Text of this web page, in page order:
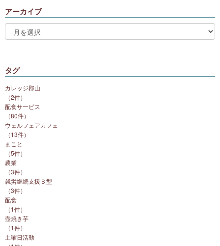
アーカイブ
タグ
カレッジ郡山
（2件）
配食サービス
（80件）
ウェルフェアカフェ
（13件）
まこと
（5件）
農業
（3件）
就労継続支援Ｂ型
（3件）
配食
（1件）
壺焼き芋
（1件）
土曜日活動